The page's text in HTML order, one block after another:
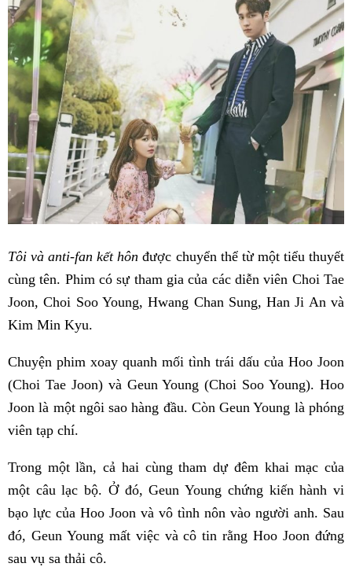
Tôi và anti-fan kết hôn được chuyển thể từ một tiểu thuyết
cùng tên. Phim có sự tham gia của các diễn viên Choi Tae
Joon, Choi Soo Young, Hwang Chan Sung, Han Ji An và
Kim Min Kyu.
Chuyện phim xoay quanh mối tình trái dấu của Hoo Joon
(Choi Tae Joon) và Geun Young (Choi Soo Young). Hoo
Joon là một ngôi sao hàng đầu. Còn Geun Young là phóng
viên tạp chí.
Trong một lần, cả hai cùng tham dự đêm khai mạc của
một câu lạc bộ. Ở đó, Geun Young chứng kiến hành vi
bạo lực của Hoo Joon và vô tình nôn vào người anh. Sau
đó, Geun Young mất việc và cô tin rằng Hoo Joon đứng
sau vụ sa thải cô.